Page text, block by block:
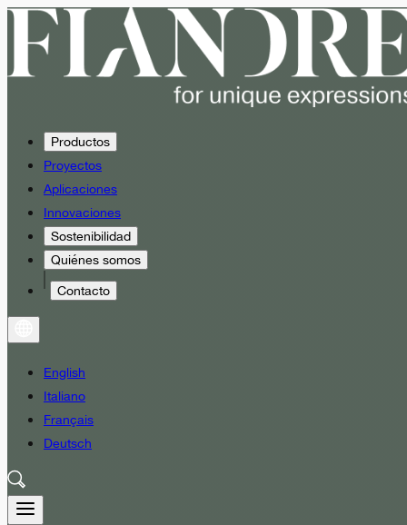
Productos
Proyectos
Aplicaciones
Innovaciones
Sostenibilidad
Quiénes somos
Contacto
English
Italiano
Français
Deutsch